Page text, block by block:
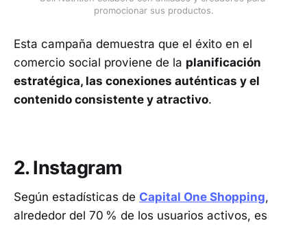
promocionar sus productos.
Esta campaña demuestra que el éxito en el
comercio social proviene de la planificación
estratégica, las conexiones auténticas y el
contenido consistente y atractivo.
2. Instagram
Según estadísticas de Capital One Shopping,
alrededor del 70 % de los usuarios activos, es